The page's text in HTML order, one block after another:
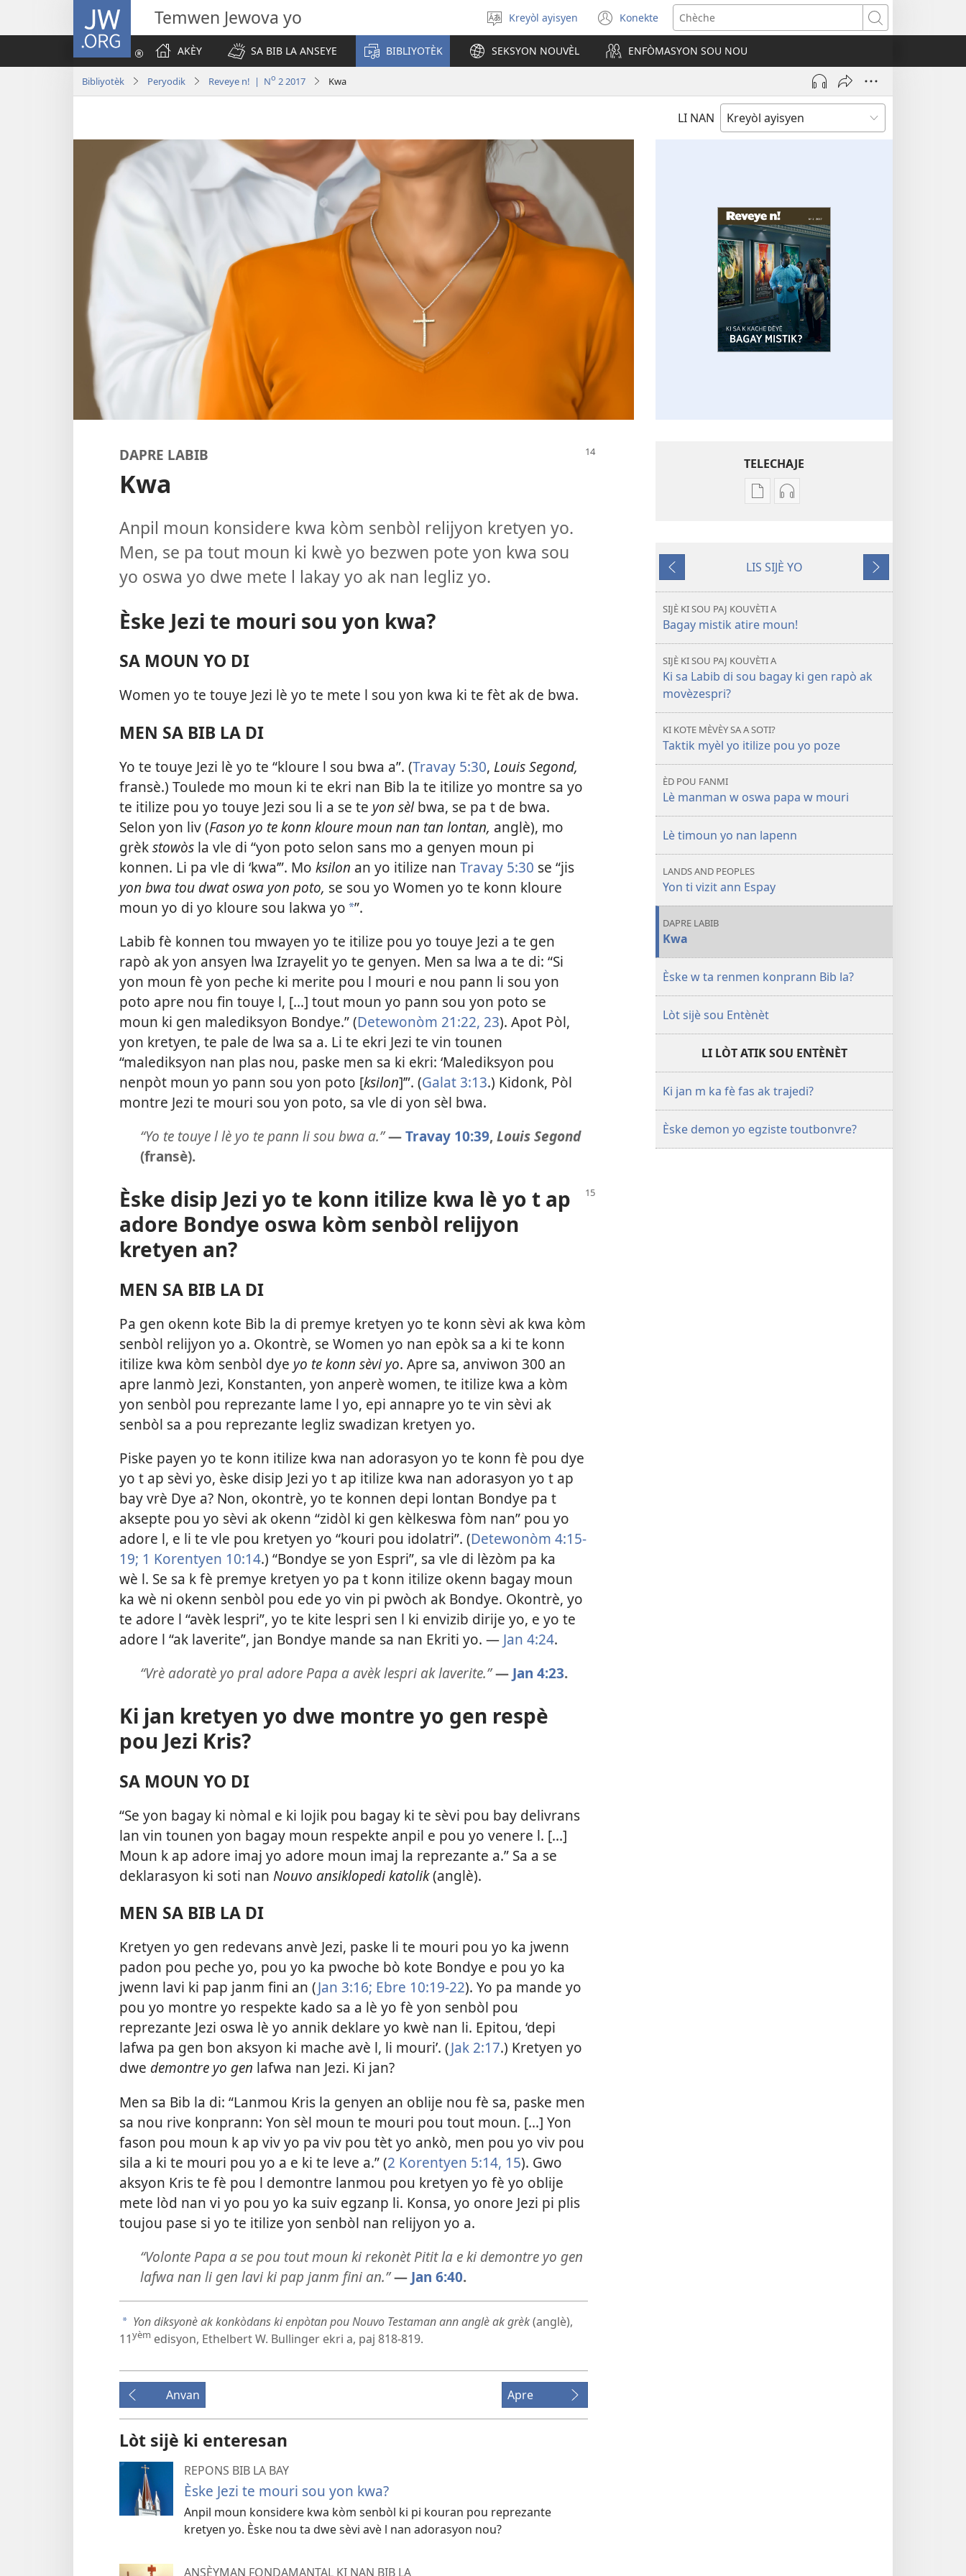
JW.ORG Temwen Jewova yo
Chwazi
lang
nan
Kreyòl ayisyen Konekte
(opens
new
window)
Chèche
AKÈY
SA BIB LA ANSEYE BIBLIYOTÈK SEKSYON NOUVÈL ENFÒMASYON SOU NOU
Bibliyotèk Peryodik Reveye n! | No 2 2017 Kwa
LI NAN
DAPRE LABIB
Kwa
Anpil moun konsidere kwa kòm senbòl relijyon kretyen yo.
Men, se pa tout moun ki kwè yo bezwen pote yon kwa sou
yo oswa yo dwe mete l lakay yo ak nan legliz yo.
Èske Jezi te mouri sou yon kwa?
SA MOUN YO DI
Women yo te touye Jezi lè yo te mete l sou yon kwa ki te fèt ak de bwa.
MEN SA BIB LA DI
Yo te touye Jezi lè yo te “kloure l sou bwa a”. (Travay 5:30, Louis Segond,
fransè.) Toulede mo moun ki te ekri nan Bib la te itilize yo montre sa yo
te itilize pou yo touye Jezi sou li a se te yon sèlbwa, se pa t de bwa.
Selon yon liv (Fason yo te konn kloure moun nan tan lontan, anglè), mo
grèkstowòs la vle di “yon poto selon sans mo a genyen moun pi
konnen. Li pa vle di ‘kwa’”. Mo ksilon an yo itilize nan Travay 5:30 se “jis
yon bwa tou dwat oswa yon poto, se sou yo Women yo te konn kloure
moun yo di yo kloure sou lakwa yo a”.
Labib fè konnen tou mwayen yo te itilize pou yo touye Jezi a te gen
rapò ak yon ansyen lwa Izrayelit yo te genyen. Men sa lwa a te di: “Si
yon moun fè yon peche ki merite pou l mouri e nou pann li sou yon
poto apre nou fin touye l, [...] tout moun yo pann sou yon poto se
moun ki gen malediksyon Bondye.” (Detewonòm 21:22, 23). Apot Pòl,
yon kretyen, te pale de lwa sa a. Li te ekri Jezi te vin tounen
“malediksyon nan plas nou, paske men sa ki ekri: ‘Malediksyon pou
nenpòt moun yo pann sou yon poto [ksilon]’”. (Galat 3:13.) Kidonk, Pòl
montre Jezi te mouri sou yon poto, sa vle di yon sèl bwa.
“Yo te touye l lè yo te pann li sou bwa a.”—Travay 10:39, Louis Segond
(fransè).
Èske disip Jezi yo te konn itilize kwa lè yo t ap
adore Bondye oswa kòm senbòl relijyon
kretyen an?
MEN SA BIB LA DI
Pa gen okenn kote Bib la di premye kretyen yo te konn sèvi ak kwa kòm
senbòl relijyon yo a. Okontrè, se Women yo nan epòk sa a ki te konn
itilize kwa kòm senbòl dye yo te konn sèvi yo. Apre sa, anviwon 300 an
apre lanmò Jezi, Konstanten, yon anperè women, te itilize kwa a kòm
yon senbòl pou reprezante lame l yo, epi annapre yo te vin sèvi ak
senbòl sa a pou reprezante legliz swadizan kretyen yo.
Piske payen yo te konn itilize kwa nan adorasyon yo te konn fè pou dye
yo t ap sèvi yo, èske disip Jezi yo t ap itilize kwa nan adorasyon yo t ap
bay vrè Dye a? Non, okontrè, yo te konnen depi lontan Bondye pa t
aksepte pou yo sèvi ak okenn “zidòl ki gen kèlkeswa fòm nan” pou yo
adore l, e li te vle pou kretyen yo “kouri pou idolatri”. (Detewonòm 4:15-
19; 1 Korentyen 10:14.) “Bondye se yon Espri”, sa vle di lèzòm pa ka
wè l. Se sa k fè premye kretyen yo pa t konn itilize okenn bagay moun
ka wè ni okenn senbòl pou ede yo vin pi pwòch ak Bondye. Okontrè, yo
te adore l “avèk lespri”, yo te kite lespri sen l ki envizib dirije yo, e yo te
adore l “ak laverite”, jan Bondye mande sa nan Ekriti yo. — Jan 4:24.
“Vrè adoratè yo pral adore Papa a avèk lespri ak laverite.”— Jan 4:23.
Ki jan kretyen yo dwe montre yo gen respè
pou Jezi Kris?
SA MOUN YO DI
“Se yon bagay ki nòmal e ki lojik pou bagay ki te sèvi pou bay delivrans
lan vin tounen yon bagay moun respekte anpil e pou yo venere l. [...]
Moun k ap adore imaj yo adore moun imaj la reprezante a.” Sa a se
deklarasyon ki soti nan Nouvo ansiklopedi katolik(anglè).
MEN SA BIB LA DI
Kretyen yo gen redevans anvè Jezi, paske li te mouri pou yo ka jwenn
padon pou peche yo, pou yo ka pwoche bò kote Bondye e pou yo ka
jwenn lavi ki pap janm fini an (Jan 3:16; Ebre 10:19-22). Yo pa mande yo
pou yo montre yo respekte kado sa a lè yo fè yon senbòl pou
reprezante Jezi oswa lè yo annik deklare yo kwè nan li. Epitou, ‘depi
lafwa pa gen bon aksyon ki mache avè l, li mouri’. (Jak 2:17.) Kretyen yo
dwe demontre yo gen lafwa nan Jezi. Ki jan?
Men sa Bib la di: “Lanmou Kris la genyen an oblije nou fè sa, paske men
sa nou rive konprann: Yon sèl moun te mouri pou tout moun. [...] Yon
fason pou moun k ap viv yo pa viv pou tèt yo ankò, men pou yo viv pou
sila a ki te mouri pou yo a e ki te leve a.” (2 Korentyen 5:14, 15). Gwo
aksyon Kris te fè pou l demontre lanmou pou kretyen yo fè yo oblije
mete lòd nan vi yo pou yo ka suiv egzanp li. Konsa, yo onore Jezi pi plis
toujou pase si yo te itilize yon senbòl nan relijyon yo a.
“Volonte Papa a se pou tout moun ki rekonèt Pitit la e ki demontre yo gen
lafwa nan li gen lavi ki pap janm fini an.”— Jan 6:40.
a Yon diksyonè ak konkòdans ki enpòtan pou Nouvo Testaman ann anglè ak grèk(anglè),
11yèm edisyon, Ethelbert W. Bullinger ekri a, paj 818-819.
Anvan Apre
Lòt sijè ki enteresan
REPONS BIB LA BAY
Èske Jezi te mouri sou yon kwa?
Anpil moun konsidere kwa kòm senbòl ki pi kouran pou reprezante
kretyen yo. Èske nou ta dwe sèvi avè l nan adorasyon nou?
ANSÈYMAN FONDAMANTAL KI NAN BIB LA
TELECHAJE
Opsyon
sou
PDF
ak
REVEYE
N!
kache
dèyè
bagay
Opsyon
anrejistreman
odyo
N!
kache
dèyè
Anvan
LIS SIJÈ YO
Apre
SIJÈ KI SOU PAJ KOUVÈTI A
Bagay mistik atire moun!
SIJÈ KI SOU PAJ KOUVÈTI A
Ki sa Labib di sou bagay ki gen rapò ak
movèzespri?
KI KOTE MÈVÈY SA A SOTI?
Taktik myèl yo itilize pou yo poze
ÈD POU FANMI
Lè manman w oswa papa w mouri
Lè timoun yo nan lapenn
LANDS AND PEOPLES
Yon ti vizit ann Espay
DAPRE LABIB
Kwa
Èske w ta renmen konprann Bib la?
Lòt sijè sou Entènèt
LI LÒT ATIK SOU ENTÈNÈT
Ki jan m ka fè fas ak trajedi?
Èske demon yo egziste toutbonvre?